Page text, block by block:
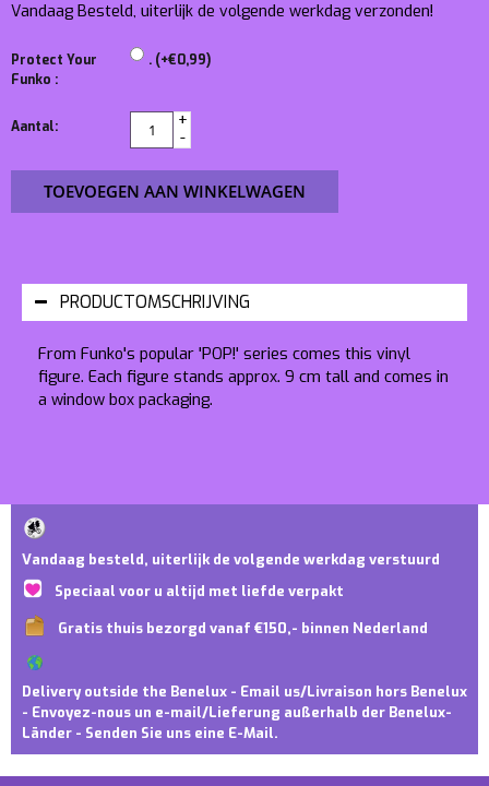
Vandaag Besteld, uiterlijk de volgende werkdag verzonden!
Protect Your
Funko :
. (+€0,99)
Aantal:
+
-
TOEVOEGEN AAN WINKELWAGEN
PRODUCTOMSCHRIJVING
From Funko's popular 'POP!' series comes this vinyl
figure. Each figure stands approx. 9 cm tall and comes in
a window box packaging.
Vandaag besteld, uiterlijk de volgende werkdag verstuurd
Speciaal voor u altijd met liefde verpakt
Gratis thuis bezorgd vanaf €150,- binnen Nederland
Delivery outside the Benelux - Email us/Livraison hors Benelux
- Envoyez-nous un e-mail/Lieferung außerhalb der Benelux-
Länder - Senden Sie uns eine E-Mail.